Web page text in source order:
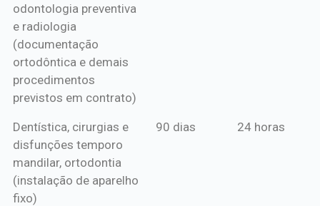
odontologia preventiva
e radiologia
(documentação
ortodôntica e demais
procedimentos
previstos em contrato)
Dentística, cirurgias e
disfunções temporo
mandilar, ortodontia
(instalação de aparelho
fixo)
90 dias 24 horas